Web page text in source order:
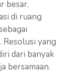
besar.
di ruang
Resolusi yang
dari banyak
bersamaan.